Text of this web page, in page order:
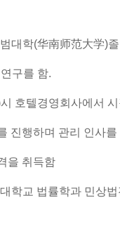
대학(华南师范大学)
구를 함.
호텔경영회사에서
진행하며 관리 인사를
을 취득함
학교 법률학과 민상